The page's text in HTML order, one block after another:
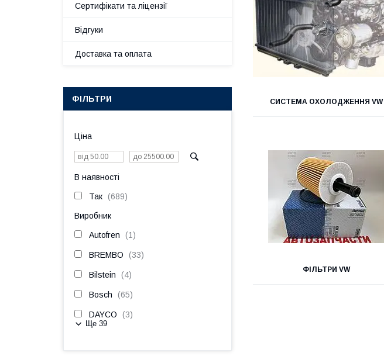
СИСТЕМА ОХОЛОДЖЕННЯ VW
ФІЛЬТРИ VW
Сертифікати та ліцензії
Відгуки
Доставка та оплата
ФІЛЬТРИ
Ціна
В наявності
Так 689
Виробник
Autofren 1
BREMBO 33
Bilstein 4
Bosch 65
DAYCO 3
Ще 39